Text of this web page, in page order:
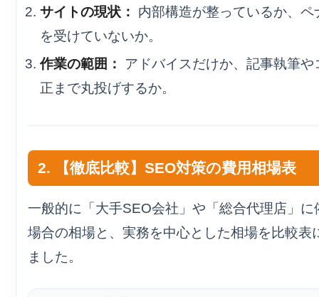
サイトの現状： 内部構造が整っているか、ペ
を受けていないか。
作業の範囲：
アドバイスだけか、記事執筆や
正まで丸投げするか。
2. 【徹底比較】SEO対策の費用相場表
一般的に「大手SEO会社」や「総合代理店」に
場合の相場と、実務を中心とした相場を比較表
ました。